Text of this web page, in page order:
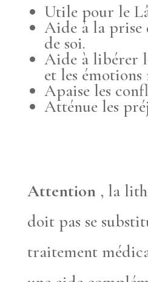
Utile pour le
Aide à la prise
de soi.
Aide à libérer
et les émotions
Apaise les
Atténue les
Attention, la
doit pas se
traitement